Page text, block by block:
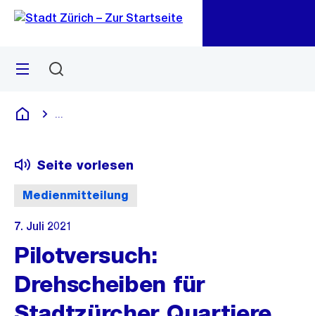
Navigation
Sprunglink
Menü
Deutsch
Medienmitteilung
Seite vorlesen
7. Juli 2021
Pilotversuch:
Drehscheiben für